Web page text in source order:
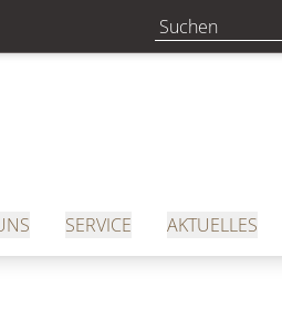
SERVICE AKTUELLES